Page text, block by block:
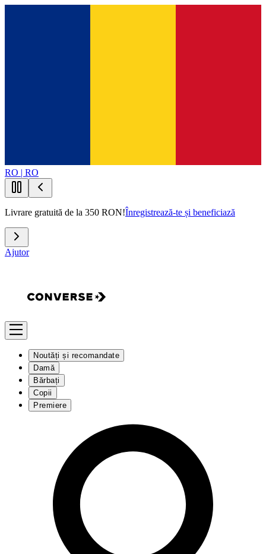
RO | RO
Livrare gratuită de la 350 RON!Înregistrează-te și beneficiază
Ajutor
Noutăți și recomandate
Damă
Bărbați
Copii
Premiere